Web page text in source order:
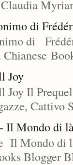
di
di
Joy
Joy Il
Cattivo
Il Mondo di
Il Mondo di